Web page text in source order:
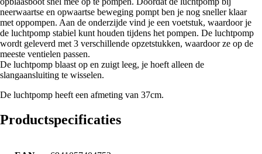
neerwaartse en opwaartse beweging pompt ben je nog sneller klaar
met oppompen. Aan de onderzijde vind je een voetstuk, waardoor je
de luchtpomp stabiel kunt houden tijdens het pompen. De luchtpomp
wordt geleverd met 3 verschillende opzetstukken, waardoor ze op de
meeste ventielen passen.
De luchtpomp blaast op en zuigt leeg, je hoeft alleen de
slangaansluiting te wisselen.
De luchtpomp heeft een afmeting van 37cm.
Productspecificaties